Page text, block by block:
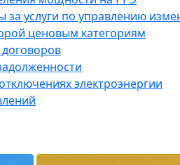
за услуги по управлению
ценовым категориям
электроэнергии